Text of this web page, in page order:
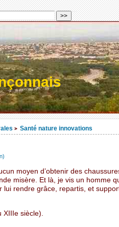
> Santé nature innovations
moyen d’obtenir des
misère. Et là, je vis un homme
lui rendre grâce, repartis, et
XIIIe siècle).